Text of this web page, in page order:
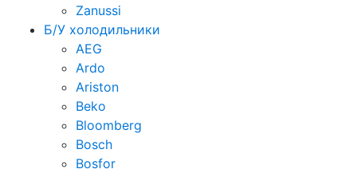
Zanussi
Б/У холодильники
AEG
Ardo
Ariston
Beko
Bloomberg
Bosch
Bosfor